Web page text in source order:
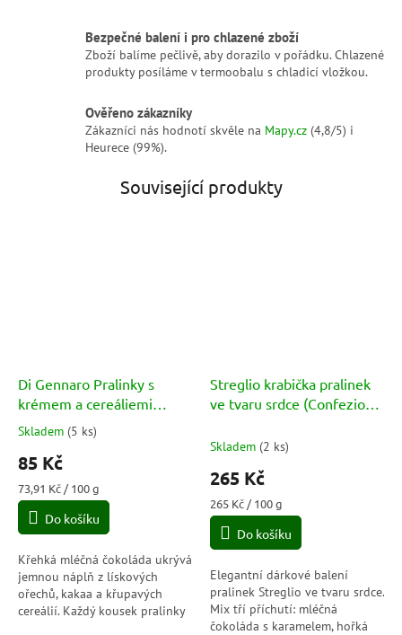
Bezpečné balení i pro chlazené zboží
Zboží balíme pečlivě, aby dorazilo v pořádku. Chlazené
produkty posíláme v termoobalu s chladicí vložkou.
Ověřeno zákazníky
Zákazníci nás hodnotí skvěle na Mapy.cz (4,8/5) i
Heurece (99%).
Související produkty
Di Gennaro Pralinky s
krémem a cereáliemi
(Praline Cereali) 115g
Průměrné
produktu
je
5,0
5
hvězdiček.
Skladem (5 ks)
85 Kč
Měrná
cena:
73,91 Kč / 100 g
Do košíku
Křehká mléčná čokoláda ukrývá
jemnou náplň z lískových
ořechů, kakaa a křupavých
cereálií. Každý kousek pralinky
Streglio krabička pralinek
ve tvaru srdce (Confezione
Skladem (2 ks)
265 Kč
Měrná
cena:
265 Kč / 100 g
Do košíku
Elegantní dárkové balení
pralinek Streglio ve tvaru srdce.
Mix tří příchutí: mléčná
čokoláda s karamelem, hořká